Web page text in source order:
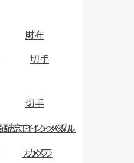
財布
切手
念コイン・メダル
カメラ